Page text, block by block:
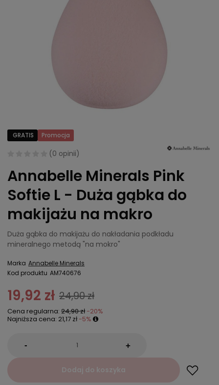
GRATIS Promocja
(0 opinii)
Annabelle Minerals Pink
Softie L - Duża gąbka do
makijażu na makro
Duża gąbka do makijażu do nakładania podkładu
mineralnego metodą "na mokro"
Marka Annabelle Minerals
Kod produktu AM740676
19,92 zł 24,90 zł
Cena regularna: 24,90 zł -20%
Najniższa cena: 21,17 zł -5%
- +
Dodaj do koszyka